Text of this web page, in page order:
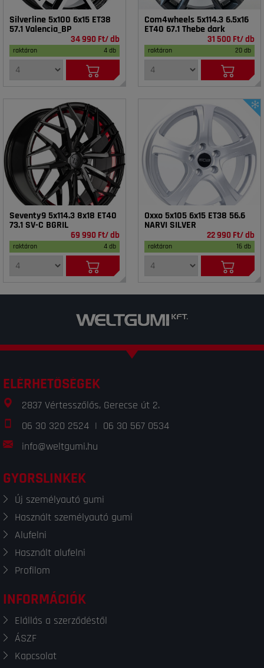
Silverline 5x100 6x15 ET38
57.1 Valencia_BP
34 990 Ft/ db
raktáron 4 db
Com4wheels 5x114.3 6.5x16
ET40 67.1 Thebe dark
31 500 Ft/ db
raktáron 20 db
Seventy9 5x114.3 8x18 ET40
73.1 SV-C BGRIL
69 990 Ft/ db
raktáron 4 db
Oxxo 5x105 6x15 ET38 56.6
NARVI SILVER
22 990 Ft/ db
raktáron 16 db
ELÉRHETŐSÉGEK
2837 Vértesszőlős, Gerecse út 2.
06 30 320 2524 | 06 30 567 0534
info@weltgumi.hu
GYORSLINKEK
Új személyautó gumi
Használt személyautó gumi
Alufelni
Használt alufelni
Profilom
INFORMÁCIÓK
Elállás a szerződéstől
ÁSZF
Kapcsolat